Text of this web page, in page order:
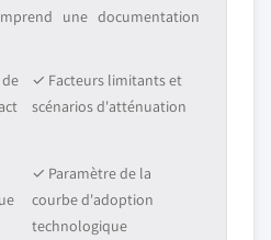
une documentation
✓ Facteurs limitants et
scénarios d'atténuation
✓ Paramètre de la
courbe d'adoption
technologique